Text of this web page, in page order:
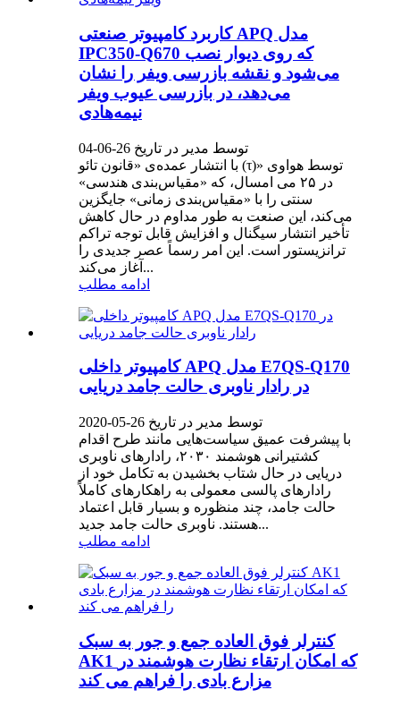
کاربرد کامپیوتر صنعتی APQ مدل
IPC350-Q670 که روی دیوار نصب
می‌شود و نقشه بازرسی ویفر را نشان
می‌دهد، در بازرسی عیوب ویفر
نیمه‌هادی
توسط مدیر در تاریخ 26-06-04
با انتشار عمده‌ی «قانون تائو (τ)» توسط هواوی
در ۲۵ می امسال، که «مقیاس‌بندی هندسی»
سنتی را با «مقیاس‌بندی زمانی» جایگزین
می‌کند، این صنعت به طور مداوم در حال کاهش
تأخیر انتشار سیگنال و افزایش قابل توجه تراکم
ترانزیستور است. این امر رسماً عصر جدیدی را
آغاز می‌کند...
ادامه مطلب
کامپیوتر داخلی APQ مدل E7QS-Q170
در رادار ناوبری حالت جامد دریایی
توسط مدیر در تاریخ 26-05-2020
با پیشرفت عمیق سیاست‌هایی مانند طرح اقدام
کشتیرانی هوشمند ۲۰۳۰، رادارهای ناوبری
دریایی در حال شتاب بخشیدن به تکامل خود از
رادارهای پالسی معمولی به راهکارهای کاملاً
حالت جامد، چند منظوره و بسیار قابل اعتماد
هستند. ناوبری حالت جامد جدید...
ادامه مطلب
کنترلر فوق العاده جمع و جور به سبک
AK1 که امکان ارتقاء نظارت هوشمند در
مزارع بادی را فراهم می کند